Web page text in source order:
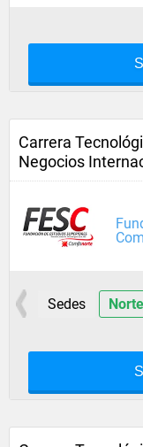
Carrera
Negocios
Sedes